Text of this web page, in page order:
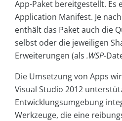
App-Paket bereitgestellt. Es
Application Manifest. Je
enthält das Paket auch die
selbst oder die jeweiligen
Erweiterungen (als .WSP-
Die Umsetzung von Apps
Visual Studio 2012
Entwicklungsumgebung
Werkzeuge, die eine